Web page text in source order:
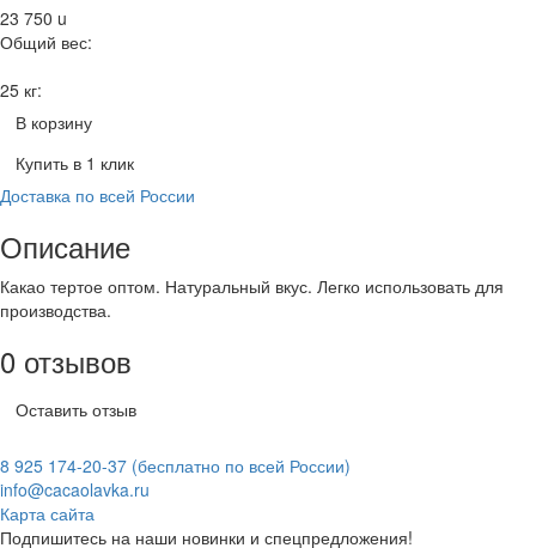
23 750 u
Общий вес:
25 кг:
В корзину
Купить в 1 клик
Доставка по всей России
Описание
Какао тертое оптом. Натуральный вкус. Легко использовать для
производства.
0 отзывов
Оставить отзыв
8 925 174-20-37 (бесплатно по всей России)
info@cacaolavka.ru
Карта сайта
Подпишитесь на наши новинки и спецпредложения!